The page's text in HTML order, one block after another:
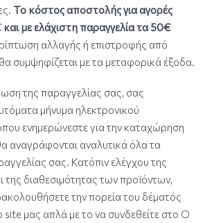
Το κόστος αποστολής για αγορές
με ελάχιστη παραγγελία τα 50€
αλλαγής ή επιστροφής από
συμψηφίζεται με τα μεταφορικά έξοδα.
της παραγγελίας σας, σας
μήνυμα ηλεκτρονικού
ενημερώνεστε για την καταχώρηση
αναγράφονται αναλυτικά όλα τα
σας. Κατόπιν ελέγχου της
της διαθεσιμότητας των προϊόντων,
την πορεία του δέματός
μας απλά με το να συνδεθείτε στο Ο